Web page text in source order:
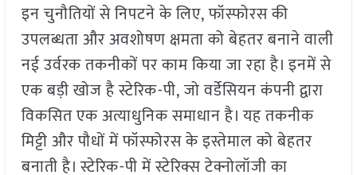
इन चुनौतियों से निपटने के लिए, फॉस्फोरस की
उपलब्धता और अवशोषण क्षमता को बेहतर बनाने वाली
नई उर्वरक तकनीकों पर काम किया जा रहा है। इनमें से
एक बड़ी खोज है स्टेरिक-पी, जो वर्डेसियन कंपनी द्वारा
विकसित एक अत्याधुनिक समाधान है। यह तकनीक
मिट्टी और पौधों में फॉस्फोरस के इस्तेमाल को बेहतर
बनाती है। स्टेरिक-पी में स्टेरिक्स टेक्नोलॉजी का